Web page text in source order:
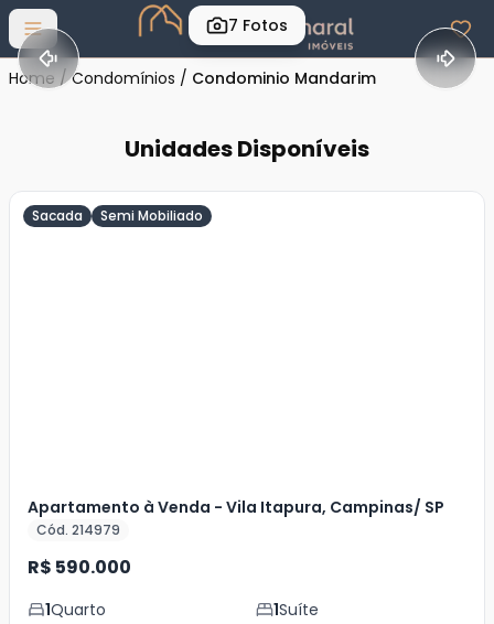
Abrir menu
7 Fotos
Home / Condomínios / Condominio Mandarim
Unidades Disponíveis
Sacada Semi Mobiliado
Apartamento à Venda - Vila Itapura, Campinas/ SP
Cód. 214979
R$ 590.000
1Quarto 1Suíte